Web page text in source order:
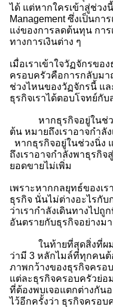
ได้ แต่หากใครเข้าสู่ช่วง
Management ซึ่งเป็นก
แง่ของการลดต้นทุน กา
ทางการเงินต่าง ๆ
เมื่อเราเข้าใจวัฏจักรขอ
ครอบครัวคือการกลับมา
ช่วงไหนของวัฏจักรนี้ แ
ธุรกิจเราได้ตอบโจทย์กั
หากธุรกิจอยู่ในช่
ต้น หมายถึงเราอาจกำลั
หากธุรกิจอยู่ในช่วงนิ่ง
ถึงเราอาจกำลังพาธุรกิ
ยอดขายไม่เพิ่ม
เพราะหากกลยุทธ์ของเ
ธุรกิจ นั่นไม่ต่างอะไรกับ
ว่าเรากำลังเดินทางไปถู
อันตรายกับธุรกิจอย่างม
ในท้ายที่สุดสิ่งที่ผ
ว่ามี 3 หลักไมล์ที่ทุกคนต้
ภาพกว้างของธุรกิจครอ
แต่ละธุรกิจครอบครัวย่
ที่ต้องพบเจอแตกต่างกัน
ไว้อีกครั้งว่า ธุรกิจครอบ